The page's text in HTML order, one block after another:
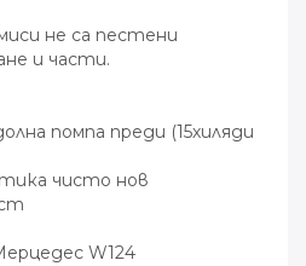
не са пестени
и части.
помпа преди (15хиляди
чисто нов
W124